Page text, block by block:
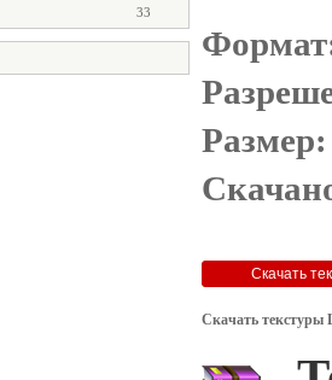
33
Скачать текстуры